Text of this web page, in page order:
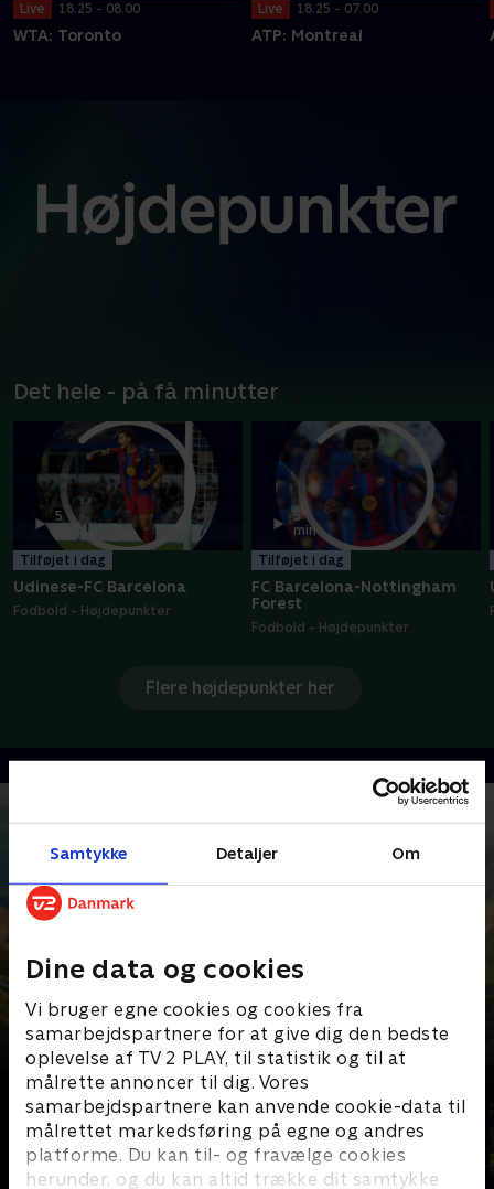
Samtykke Detaljer Om
Dine data og cookies
Vi bruger egne cookies og cookies fra
samarbejdspartnere for at give dig den bedste
oplevelse af TV 2 PLAY, til statistik og til at
målrette annoncer til dig. Vores
samarbejdspartnere kan anvende cookie-data til
målrettet markedsføring på egne og andres
platforme. Du kan til- og fravælge cookies
herunder, og du kan altid trække dit samtykke
Live 18.25 - 08.00
WTA: Toronto
Live 18.25 - 07.00
ATP: Montreal
Det hele - på få minutter
5
Tilføjet i dag
Udinese-FC Barcelona
Fodbold - Højdepunkter
5
min
Tilføjet i dag
FC Barcelona-Nottingham
Forest
Fodbold - Højdepunkter
Flere højdepunkter her
Senest tilføjet